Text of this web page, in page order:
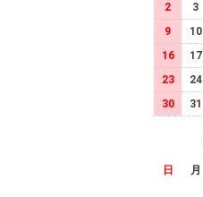
2
3
9
10
16
17
23
24
30
31
日 月